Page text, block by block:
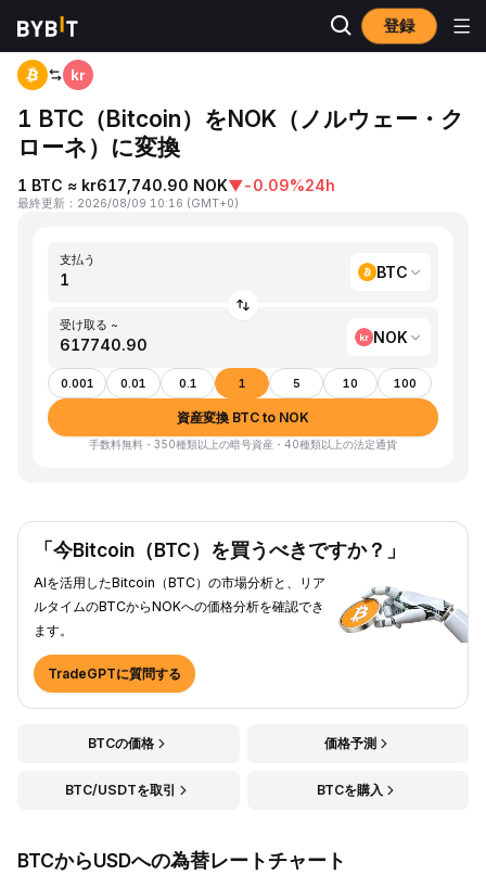
登録
ホーム BTC to NOK
1 BTC（Bitcoin）をNOK（ノルウェー・ク
ローネ）に変換
1 BTC ≈ kr617,740.90 NOK▼-0.09%24h
最終更新 ： 2026/08/09 10:16 (GMT+0)
支払う
BTC
受け取る ~
NOK
0.001 0.01 0.1 1 5 10 100
資産変換 BTC to NOK
手数料無料・350種類以上の暗号資産・40種類以上の法定通貨
「今Bitcoin（BTC）を買うべきですか？」
AIを活用したBitcoin（BTC）の市場分析と、リア
ルタイムのBTCからNOKへの価格分析を確認でき
ます。
TradeGPTに質問する
BTCの価格 価格予測
BTC/USDTを取引 BTCを購入
BTCからUSDへの為替レートチャート